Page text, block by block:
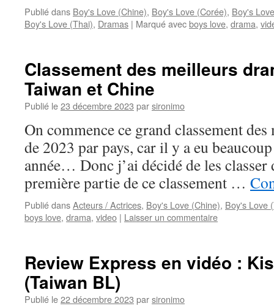
Publié dans Boy's Love (Chine), Boy's Love (Corée), Boy's
Boy's Love (Thai), Dramas | Marqué avecboys love, drama,
Classement des meilleurs
Taiwan et Chine
Publié le23 décembre 2023 parsironimo
On commence ce grand classement
de 2023 par pays, car il y a eu
année… Donc j’ai décidé de les classer
première partie de ce classement …
Publié dansActeurs / Actrices, Boy's Love (Chine), Boy's Love
boys love, drama, video | Laisser un commentaire
Review Express en vidéo :
(Taiwan BL)
Publié le22 décembre 2023 parsironimo